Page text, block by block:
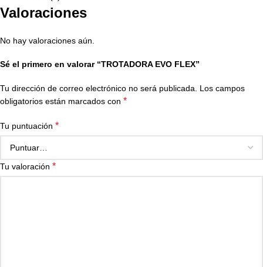
Valoraciones
No hay valoraciones aún.
Sé el primero en valorar “TROTADORA EVO FLEX”
Tu dirección de correo electrónico no será publicada.
Los campos
obligatorios están marcados con *
Tu puntuación *
Tu valoración *